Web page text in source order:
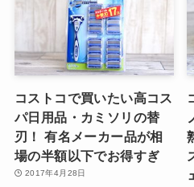
コストコで買いたい高コス
パ日用品・カミソリの替
刃！ 有名メーカー品が相
場の半額以下でお得すぎ
2017年4月28日